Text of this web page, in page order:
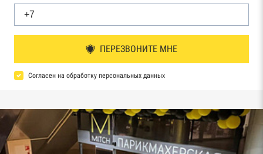
ПЕРЕЗВОНИТЕ МНЕ
Согласен на обработку персональных данных